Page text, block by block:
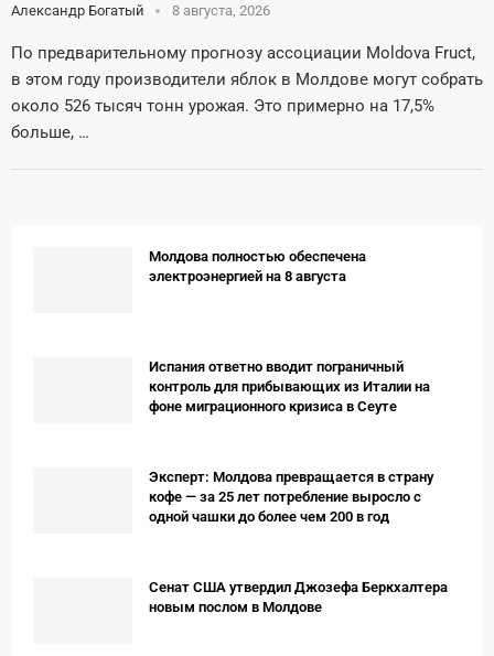
Александр Богатый 8 августа, 2026
По предварительному прогнозу ассоциации Moldova Fruct,
в этом году производители яблок в Молдове могут собрать
около 526 тысяч тонн урожая. Это примерно на 17,5%
больше, …
Молдова полностью обеспечена
электроэнергией на 8 августа
Испания ответно вводит пограничный
контроль для прибывающих из Италии на
фоне миграционного кризиса в Сеуте
Эксперт: Молдова превращается в страну
кофе — за 25 лет потребление выросло с
одной чашки до более чем 200 в год
Сенат США утвердил Джозефа Беркхалтера
новым послом в Молдове